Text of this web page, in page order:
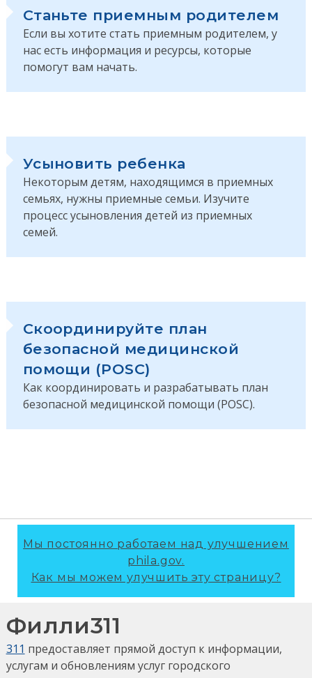
Станьте приемным родителем
Если вы хотите стать приемным родителем, у
нас есть информация и ресурсы, которые
помогут вам начать.
Усыновить ребенка
Некоторым детям, находящимся в приемных
семьях, нужны приемные семьи. Изучите
процесс усыновления детей из приемных
семей.
Скоординируйте план
безопасной медицинской
помощи (POSC)
Как координировать и разрабатывать план
безопасной медицинской помощи (POSC).
Мы постоянно работаем над улучшением
phila.gov.
Как мы можем улучшить эту страницу?
Филли311
311 предоставляет прямой доступ к информации,
услугам и обновлениям услуг городского